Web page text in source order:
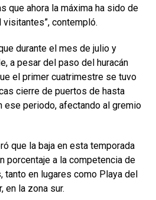
que ahora la máxima ha sido de
contempló.
durante el mes de julio y
a pesar del paso del huracán
el primer cuatrimestre se tuvo
cierre de puertos de hasta
ese periodo, afectando al gremio
que la baja en esta temporada
porcentaje a la competencia de
en lugares como Playa del
en la zona sur.